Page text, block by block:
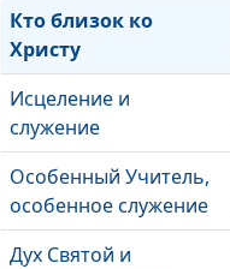
Кто близок ко
Христу
Исцеление и
служение
Особенный Учитель,
особенное служение
Дух Святой и